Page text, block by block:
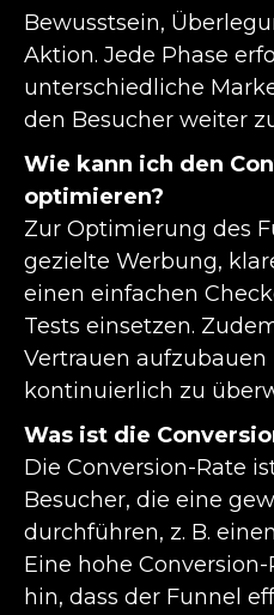
Bewusstsein,
Aktion. Jede Phase
unterschiedliche
den Besucher weiter
Wie kann ich den
optimieren?
Zur Optimierung des
gezielte Werbung,
einen einfachen
Tests einsetzen.
Vertrauen
kontinuierlich zu
Was ist die
Die Conversion-Rate
Besucher, die eine
durchführen, z. B.
Eine hohe
hin, dass der Funnel